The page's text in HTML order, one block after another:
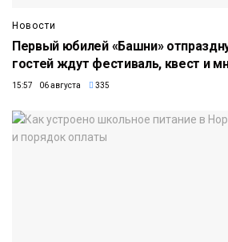
Новости
Первый юбилей «Башни»
гостей ждут фестиваль, квест и
15:57 06 августа 335